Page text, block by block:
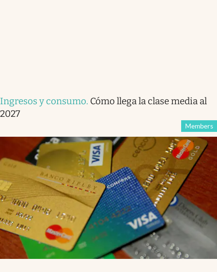
Ingresos y consumo. Cómo llega la clase media al
2027
Members